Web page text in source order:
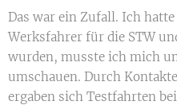
Das war ein Zufall. Ich
Werksfahrer für die STW
wurden, musste ich mich
umschauen. Durch
ergaben sich Testfahrten